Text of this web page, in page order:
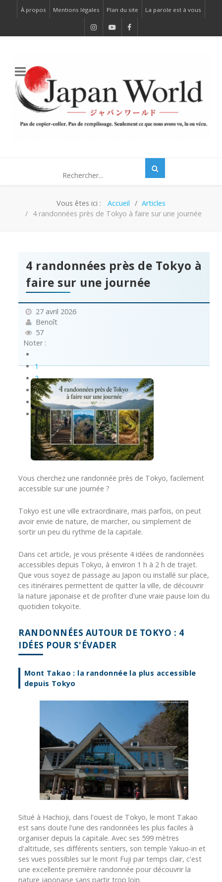
À propos Mentions légales Plan du site La parole est à vous
Vous êtes ici : Accueil
Articles
4 randonnées près de Tokyo à faire sur une journée
4 randonnées près de Tokyo à
faire sur une journée
27 avril 2026
Benoît
57
Noter :
1
2
3
4
5
Vous cherchez une randonnée près de Tokyo, facilement
accessible sur une journée ?
Tokyo est une ville extraordinaire, mais parfois, on peut
avoir envie de nature, de marcher, ou simplement de
sortir un peu du rythme de la capitale.
Dans cet article, je vous présente 4 idées de randonnées
accessibles depuis Tokyo, à environ 1 h à 2 h de trajet.
Que vous soyez de passage au Japon ou installé sur place,
ces itinéraires permettent de quitter la ville, de découvrir
la nature japonaise et de profiter d'une vraie pause loin du
quotidien tokyoïte.
RANDONNÉES AUTOUR DE TOKYO : 4
IDÉES POUR S'ÉVADER
Mont Takao : la randonnée la plus accessible
depuis Tokyo
Situé à Hachioji, dans l'ouest de Tokyo, le mont Takao
est sans doute l'une des randonnées les plus faciles à
organiser depuis la capitale. Avec ses 599 mètres
d'altitude, ses différents sentiers, son temple Yakuo-in et
ses vues possibles sur le mont Fuji par temps clair, c'est
une excellente première randonnée pour découvrir la
nature japonaise sans partir trop loin.